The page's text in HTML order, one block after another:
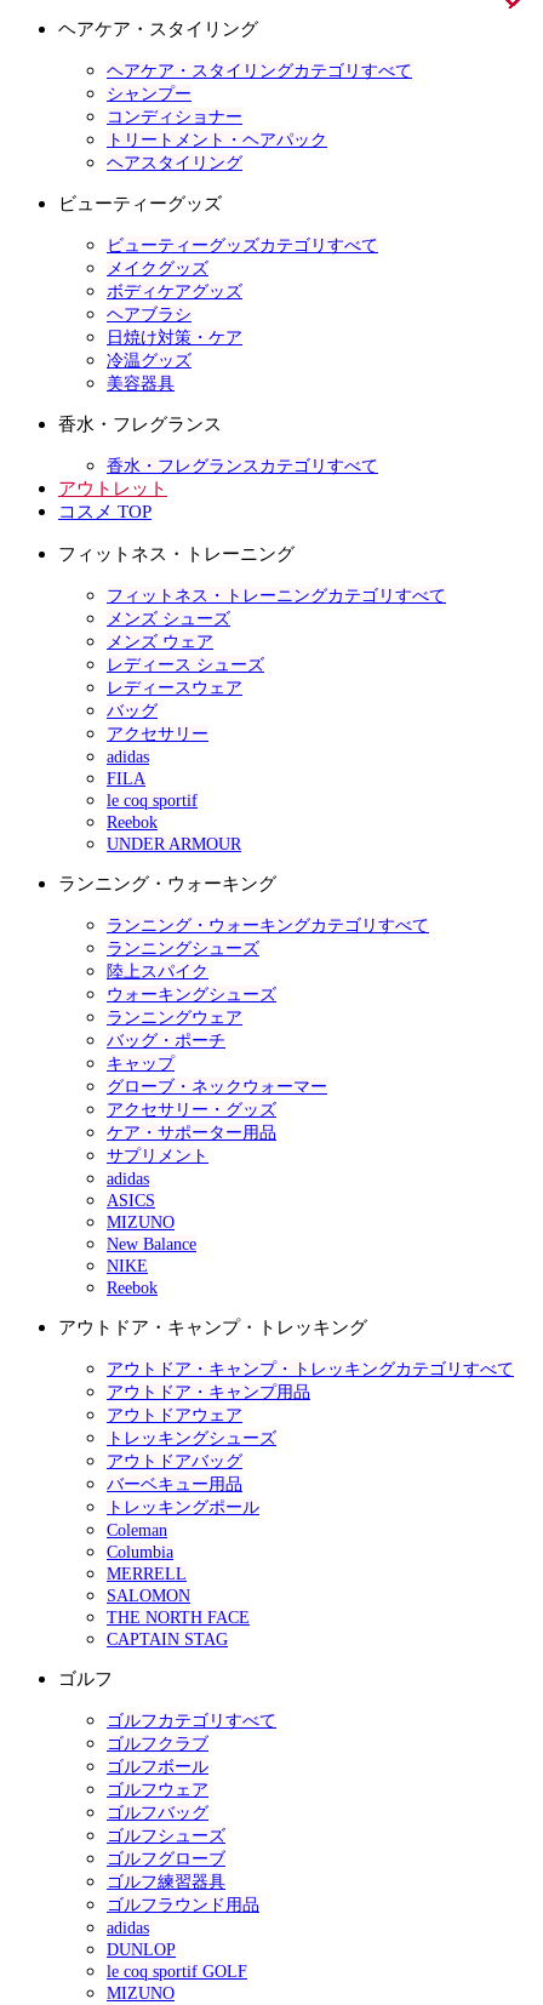
ヘアケア・スタイリング
ヘアケア・スタイリングカテゴリすべて
シャンプー
コンディショナー
トリートメント・ヘアパック
ヘアスタイリング
ビューティーグッズ
ビューティーグッズカテゴリすべて
メイクグッズ
ボディケアグッズ
ヘアブラシ
日焼け対策・ケア
冷温グッズ
美容器具
香水・フレグランス
香水・フレグランスカテゴリすべて
アウトレット
コスメ TOP
フィットネス・トレーニング
フィットネス・トレーニングカテゴリすべて
メンズ シューズ
メンズ ウェア
レディース シューズ
レディースウェア
バッグ
アクセサリー
adidas
FILA
le coq sportif
Reebok
UNDER ARMOUR
ランニング・ウォーキング
ランニング・ウォーキングカテゴリすべて
ランニングシューズ
陸上スパイク
ウォーキングシューズ
ランニングウェア
バッグ・ポーチ
キャップ
グローブ・ネックウォーマー
アクセサリー・グッズ
ケア・サポーター用品
サプリメント
adidas
ASICS
MIZUNO
New Balance
NIKE
Reebok
アウトドア・キャンプ・トレッキング
アウトドア・キャンプ・トレッキングカテゴリすべて
アウトドア・キャンプ用品
アウトドアウェア
トレッキングシューズ
アウトドアバッグ
バーベキュー用品
トレッキングポール
Coleman
Columbia
MERRELL
SALOMON
THE NORTH FACE
CAPTAIN STAG
ゴルフ
ゴルフカテゴリすべて
ゴルフクラブ
ゴルフボール
ゴルフウェア
ゴルフバッグ
ゴルフシューズ
ゴルフグローブ
ゴルフ練習器具
ゴルフラウンド用品
adidas
DUNLOP
le coq sportif GOLF
MIZUNO